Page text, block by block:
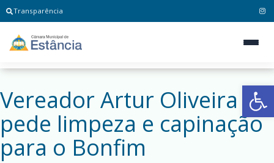
Transparência
Vereador Artur Oliveira
pede limpeza e capinação
para o Bonfim